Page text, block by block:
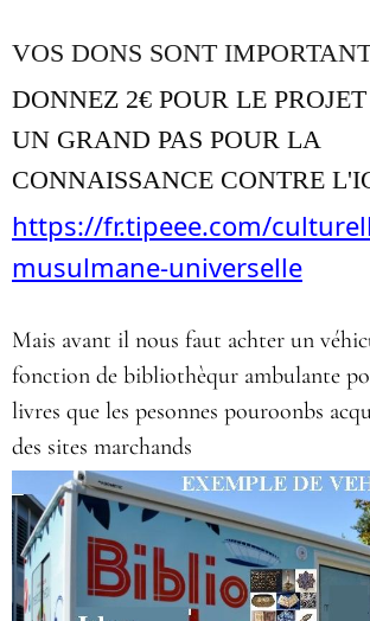
VOS DONS SONT
DONNEZ 2€ POUR LE
UN GRAND PAS POUR LA
CONNAISSANCE CONTRE
https://fr.tipeee.com/
musulmane-universelle
Mais avant il nous faut achter un
fonction de bibliothèqur ambulante
livres que les pesonnes pouroonbs
des sites marchands